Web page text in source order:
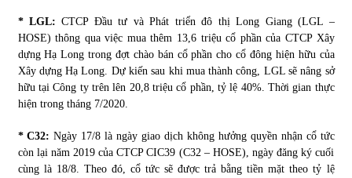
* LGL: CTCP Đầu tư và Phát triển đô thị Long Giang (LGL –
HOSE) thông qua việc mua thêm 13,6 triệu cổ phần của CTCP Xây
dựng Hạ Long trong đợt chào bán cổ phần cho cổ đông hiện hữu của
Xây dựng Hạ Long. Dự kiến sau khi mua thành công, LGL sẽ nâng sở
hữu tại Công ty trên lên 20,8 triệu cổ phần, tỷ lệ 40%. Thời gian thực
hiện trong tháng 7/2020.
* C32:Ngày 17/8 là ngày giao dịch không hưởng quyền nhận cổ tức
còn lại năm 2019 của CTCP CIC39 (C32 – HOSE), ngày đăng ký cuối
cùng là 18/8. Theo đó, cổ tức sẽ được trả bằng tiền mặt theo tỷ lệ